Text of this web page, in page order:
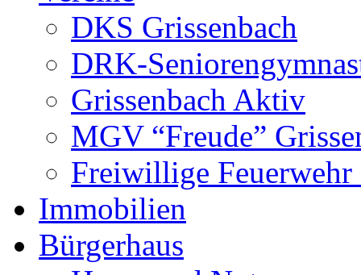
DKS Grissenbach
DRK-
Grissenbach Aktiv
MGV “Freude”
Freiwillige Feuerwehr
Immobilien
Bürgerhaus